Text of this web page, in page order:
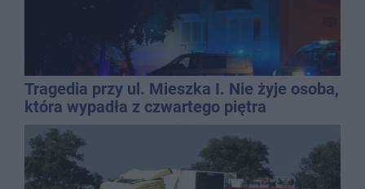
Tragedia przy ul. Mieszka I. Nie żyje osoba,
która wypadła z czwartego piętra